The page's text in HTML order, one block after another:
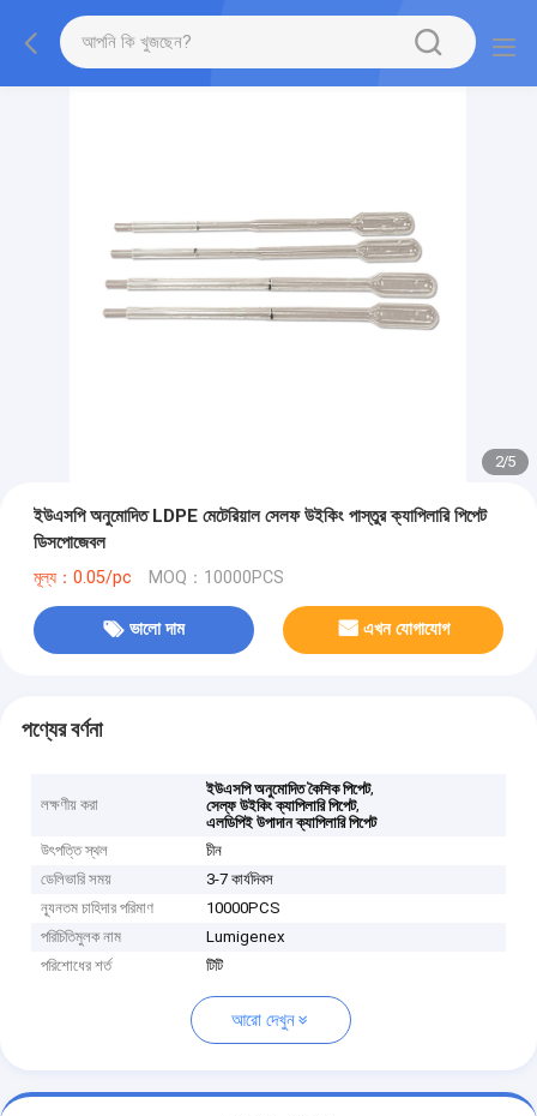
2/5
ইউএসপি অনুমোদিত LDPE মেটেরিয়াল সেলফ উইকিং পাস্তুর ক্যাপিলারি পিপেট
ডিসপোজেবল
মূল্য：0.05/pc MOQ：10000PCS
ভালো দাম এখন যোগাযোগ
পণ্যের বর্ণনা
লক্ষণীয় করা
ইউএসপি অনুমোদিত কৈশিক পিপেট,
সেল্ফ উইকিং ক্যাপিলারি পিপেট,
এলডিপিই উপাদান ক্যাপিলারি পিপেট
উৎপত্তি স্থল
চীন
ডেলিভারি সময়
3-7 কার্যদিবস
ন্যূনতম চাহিদার পরিমাণ
10000PCS
পরিচিতিমুলক নাম
Lumigenex
পরিশোধের শর্ত
টিটি
আরো দেখুন